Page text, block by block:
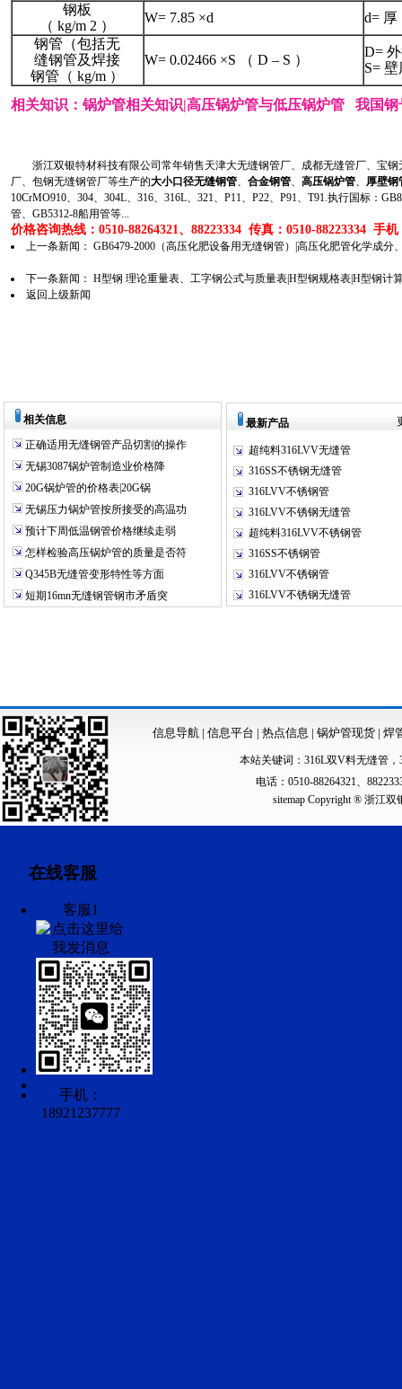
钢板
（ kg/m 2 ）
W= 7.85 ×d
d= 厚
钢管（包括无
缝钢管及焊接
钢管（ kg/m ）
W= 0.02466 ×S （ D – S ）
D=
S= 壁
相关知识： 锅炉管相关知识|高压锅炉管与低压锅炉管 我国钢
浙江双银特材科技有限公司常年销售天津大无缝钢管厂、成都无缝管厂、宝钢
厂、包钢无缝钢管厂等生产的大小口径无缝钢管、 合金钢管、 高压锅炉管、
厚壁钢
10CrMO910、304、304L、316、316L、321、P11、P22、P91、T91.执行国标：
管、GB5312-8船用管等...
价格咨询热线：0510-88264321、88223334 传真：0510-88223334 手机
上一条新闻： GB6479-2000（高压化肥设备用无缝钢管）|高压化肥管化学成分
下一条新闻： H型钢 理论重量表、工字钢公式与质量表|H型钢规格表|H型钢计
返回上级新闻
相关信息
正确适用无缝钢管产品切割的操作
无锡3087锅炉管制造业价格降
20G锅炉管的价格表|20G锅
无锡压力锅炉管按所接受的高温功
预计下周低温钢管价格继续走弱
怎样检验高压锅炉管的质量是否符
Q345B无缝管变形特性等方面
短期16mn无缝钢管钢市矛盾突
最新产品
超纯料316LVV无缝管
316SS不锈钢无缝管
316LVV不锈钢管
316LVV不锈钢无缝管
超纯料316LVV不锈钢管
316SS不锈钢管
316LVV不锈钢管
316LVV不锈钢无缝管
信息导航| 信息平台 | 热点信息 | 锅炉管现货 | 焊
本站关键词： 316L双V料无缝管 ，
电话：0510-88264321、
sitemapCopyright ® 浙江双
在线客服
客服1
手机：
18921237777